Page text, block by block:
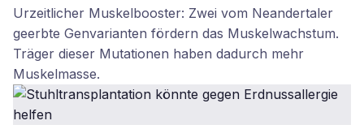
Urzeitlicher Muskelbooster: Zwei vom Neandertaler
geerbte Genvarianten fördern das Muskelwachstum.
Träger dieser Mutationen haben dadurch mehr
Muskelmasse.